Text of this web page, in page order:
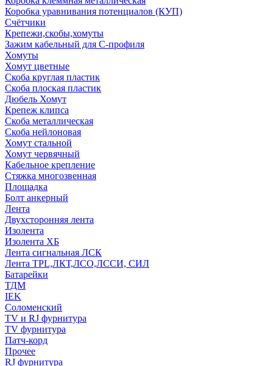
Коробка уравнивания потенциалов (КУП)
Счётчики
Крепежи,скобы,хомуты
Зажим кабельный для С-профиля
Хомуты
Хомут цветные
Скоба круглая пластик
Скоба плоская пластик
Дюбель Хомут
Крепеж клипса
Скоба металлическая
Скоба нейлоновая
Хомут стальной
Хомут червячный
Кабельное крепление
Стяжка многозвенная
Площадка
Болт анкерный
Лента
Двухсторонняя лента
Изолента
Изолента ХБ
Лента сигнальная ЛСК
Лента TPL,ЛКТ,ЛСО,ЛССИ, СИЛ
Батарейки
ТДМ
IEK
Соломенский
TV и RJ фурнитура
TV фурнитура
Патч-корд
Прочее
RJ фурнитура